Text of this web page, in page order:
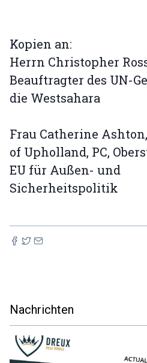
Kopien an:
Herrn Christopher
Beauftragter des UN-
die Westsahara
Frau Catherine
of Upholland, PC,
EU für Außen- und
Sicherheitspolitik
Nachrichten